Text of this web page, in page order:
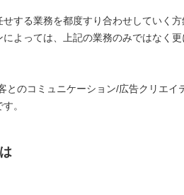
する業務を都度すり合わせしていく方
よっては、上記の業務のみではなく
とのコミュニケーション/広告クリエイ
。